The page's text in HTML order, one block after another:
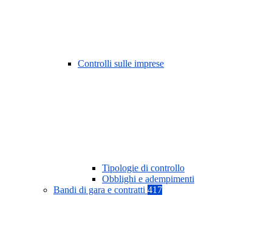
Controlli sulle imprese
Tipologie di controllo
Obblighi e adempimenti
Bandi di gara e contratti 417